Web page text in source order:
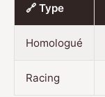
🔗 Type
Homologué
Racing